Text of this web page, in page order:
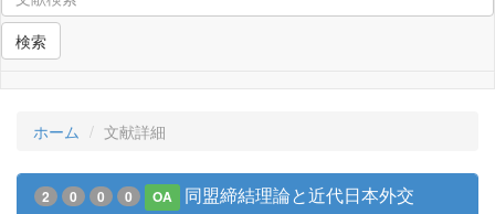
検索
ホーム 文献詳細
2 0 0 0 OA 同盟締結理論と近代日本外交